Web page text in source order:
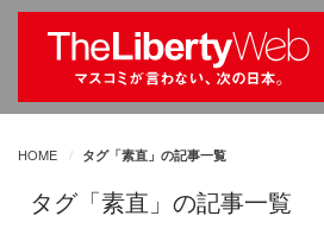
HOME タグ「素直」の記事一覧
タグ「素直」の記事一覧